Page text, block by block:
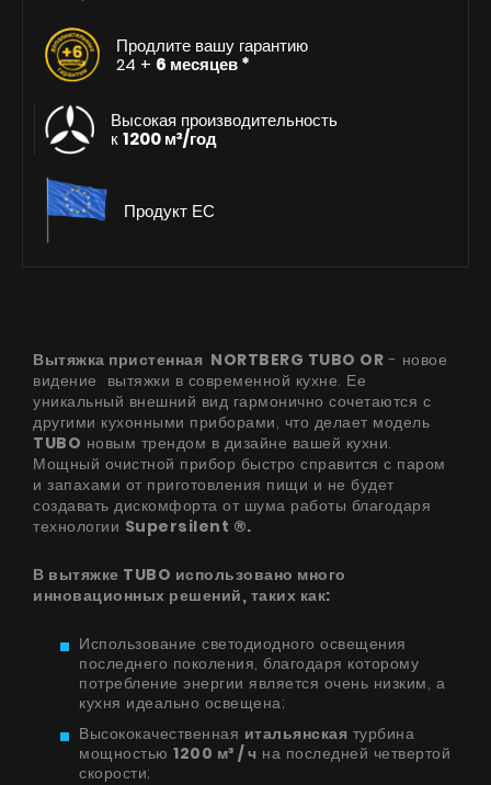
Продлите вашу гарантию
24 + 6 месяцев *
Высокая производительность
к1200 м³/год
Продукт ЕС
Вытяжка пристенная NORTBERG TUBO OR - новое
видение вытяжки в современной кухне. Ее
уникальный внешний вид гармонично сочетаются с
другими кухонными приборами, что делает модель
TUBO новым трендом в дизайне вашей кухни.
Мощный очистной прибор быстро справится с паром
и запахами от приготовления пищи и не будет
создавать дискомфорта от шума работы благодаря
технологии Supersilent ®.
В вытяжке TUBO использовано много
инновационных решений, таких как:
Использование светодиодного освещения
последнего поколения, благодаря которому
потребление энергии является очень низким, а
кухня идеально освещена;
Высококачественная итальянская турбина
мощностью 1200 м³ / ч на последней четвертой
скорости;